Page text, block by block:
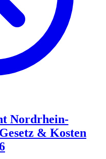
Nordrhein-
& Kosten